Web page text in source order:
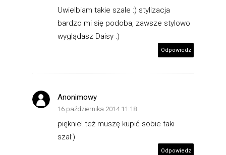
Uwielbiam takie szale :) stylizacja
bardzo mi się podoba, zawsze stylowo
wyglądasz Daisy :)
Odpowiedz
Anonimowy
16 października 2014 11:18
pięknie! też muszę kupić sobie taki
szal:)
Odpowiedz